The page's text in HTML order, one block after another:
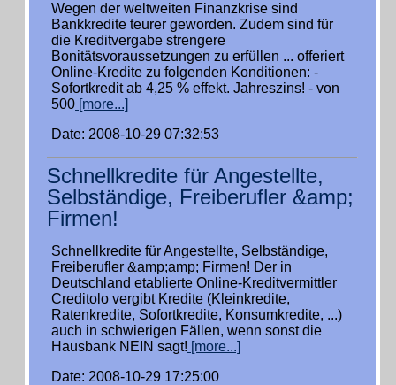
Wegen der weltweiten Finanzkrise sind
Bankkredite teurer geworden. Zudem sind für
die Kreditvergabe strengere
Bonitätsvoraussetzungen zu erfüllen ... offeriert
Online-Kredite zu folgenden Konditionen: -
Sofortkredit ab 4,25 % effekt. Jahreszins! - von
500 [more...]
Date: 2008-10-29 07:32:53
Schnellkredite für Angestellte,
Selbständige, Freiberufler &amp;
Firmen!
Schnellkredite für Angestellte, Selbständige,
Freiberufler &amp;amp; Firmen! Der in
Deutschland etablierte Online-Kreditvermittler
Creditolo vergibt Kredite (Kleinkredite,
Ratenkredite, Sofortkredite, Konsumkredite, ...)
auch in schwierigen Fällen, wenn sonst die
Hausbank NEIN sagt! [more...]
Date: 2008-10-29 17:25:00